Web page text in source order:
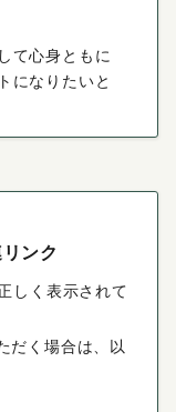
て心身ともに
になりたいと
ンク
しく表示されて
だく場合は、以